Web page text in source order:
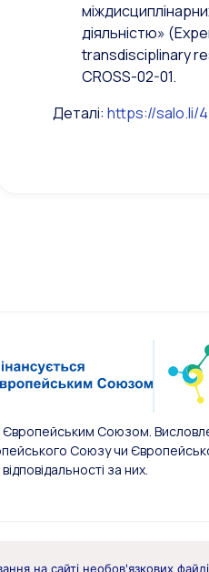
діяльністю»
transdisciplinary
CROSS-02-01.
Деталі: https://salo.li/
Європейським Союзом.
Союзу чи
за них.
на сайті необов'язкових